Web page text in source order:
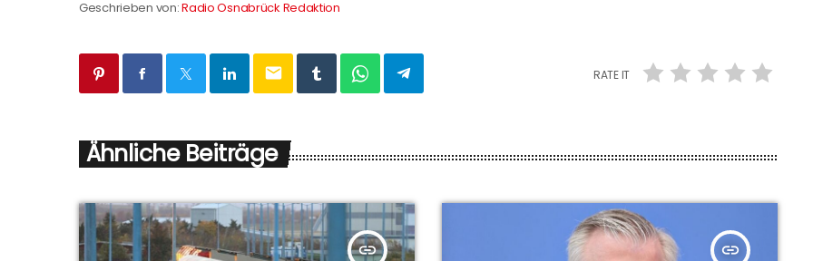
Geschrieben von:Radio Osnabrück Redaktion
email RATE IT
Ähnliche Beiträge
insert_link insert_link